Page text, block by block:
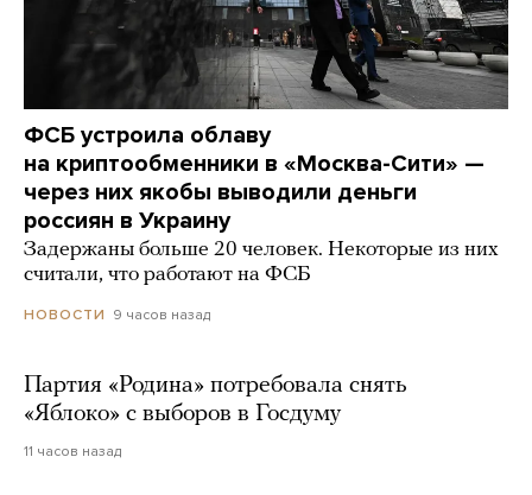
ФСБ устроила облаву
на криптообменники в «Москва-Сити» —
через них якобы выводили деньги
россиян в Украину
Задержаны больше 20 человек. Некоторые из них
считали, что работают на ФСБ
НОВОСТИ 9 часов назад
Партия «Родина» потребовала снять
«Яблоко» с выборов в Госдуму
11 часов назад